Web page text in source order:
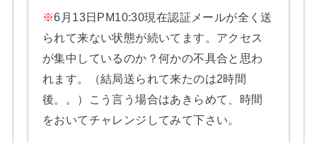
※6月13日PM10:30現在認証メールが全く送
られて来ない状態が続いてます。アクセス
が集中しているのか？何かの不具合と思わ
れます。（結局送られて来たのは2時間
後。。）こう言う場合はあきらめて、時間
をおいてチャレンジしてみて下さい。